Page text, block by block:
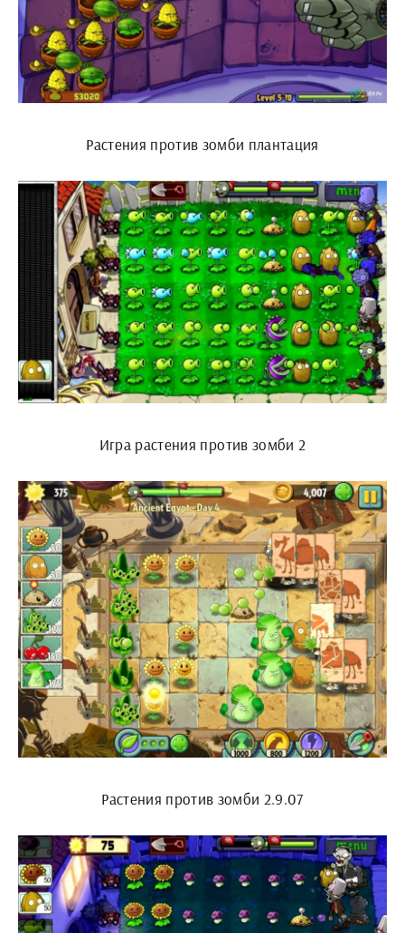
Растения против зомби плантация
Игра растения против зомби 2
Растения против зомби 2.9.07